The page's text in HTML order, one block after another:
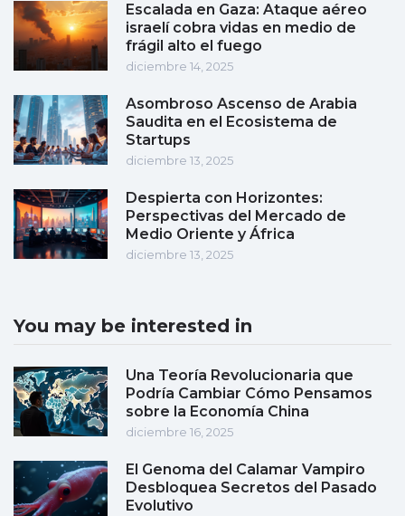
Escalada en Gaza: Ataque aéreo
israelí cobra vidas en medio de
frágil alto el fuego
diciembre 14, 2025
Asombroso Ascenso de Arabia
Saudita en el Ecosistema de
Startups
diciembre 13, 2025
Despierta con Horizontes:
Perspectivas del Mercado de
Medio Oriente y África
diciembre 13, 2025
You may be interested in
Una Teoría Revolucionaria que
Podría Cambiar Cómo Pensamos
sobre la Economía China
diciembre 16, 2025
El Genoma del Calamar Vampiro
Desbloquea Secretos del Pasado
Evolutivo